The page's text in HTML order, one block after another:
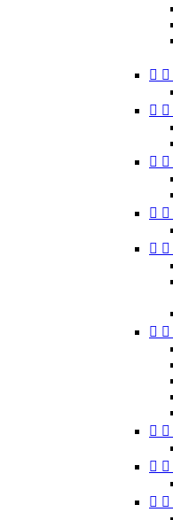
 
 
 
 
 
 
 
 
 